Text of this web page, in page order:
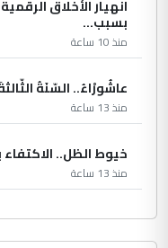
انهيار الأخلاق
بسبب...
منذ 10 ساعة
عاشُورْاءُ.. السّنَةُ
منذ 13 ساعة
خيوط الظل.. الاكتفاء
منذ 13 ساعة